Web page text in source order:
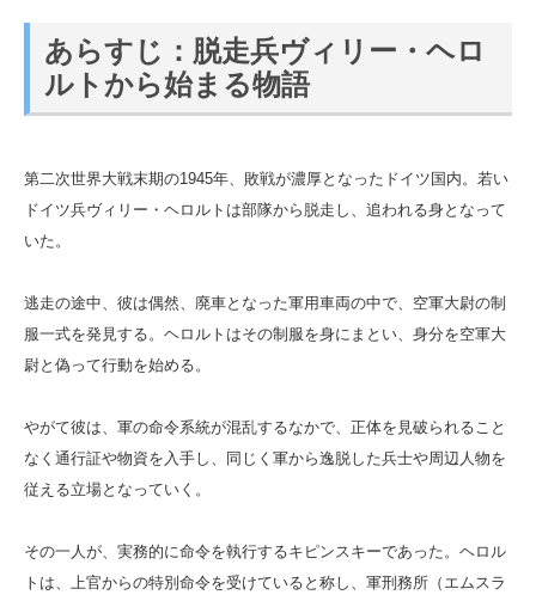
あらすじ：脱走兵ヴィリー・ヘロ
ルトから始まる物語
第二次世界大戦末期の1945年、敗戦が濃厚となったドイツ国内。若い
ドイツ兵ヴィリー・ヘロルトは部隊から脱走し、追われる身となって
いた。
逃走の途中、彼は偶然、廃車となった軍用車両の中で、空軍大尉の制
服一式を発見する。ヘロルトはその制服を身にまとい、身分を空軍大
尉と偽って行動を始める。
やがて彼は、軍の命令系統が混乱するなかで、正体を見破られること
なく通行証や物資を入手し、同じく軍から逸脱した兵士や周辺人物を
従える立場となっていく。
その一人が、実務的に命令を執行するキピンスキーであった。ヘロル
トは、上官からの特別命令を受けていると称し、軍刑務所（エムスラ